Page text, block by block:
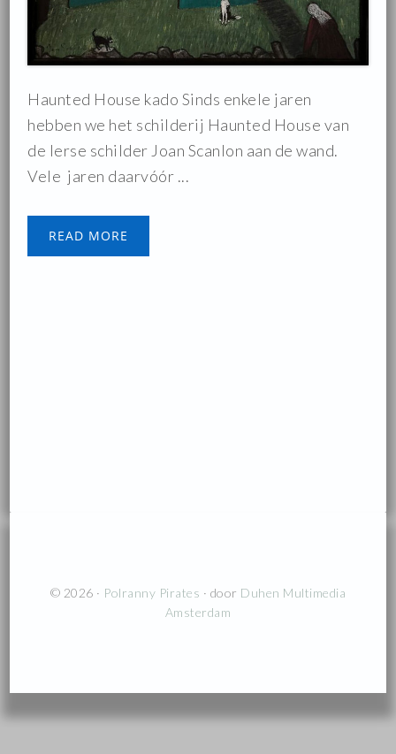
Haunted House kado Sinds enkele jaren
hebben we het schilderij Haunted House van
de Ierse schilder Joan Scanlon aan de wand.
Vele jaren daarvóór ...
READ MORE
© 2026 · Polranny Pirates · door Duhen Multimedia
Amsterdam